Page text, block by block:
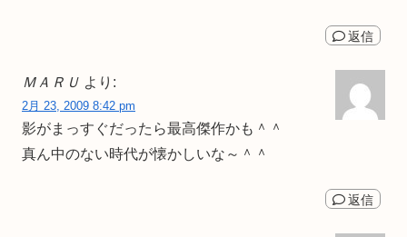
返信
ＭＡＲＵ より:
2月 23, 2009 8:42 pm
影がまっすぐだったら最高傑作かも＾＾
真ん中のない時代が懐かしいな～＾＾
返信